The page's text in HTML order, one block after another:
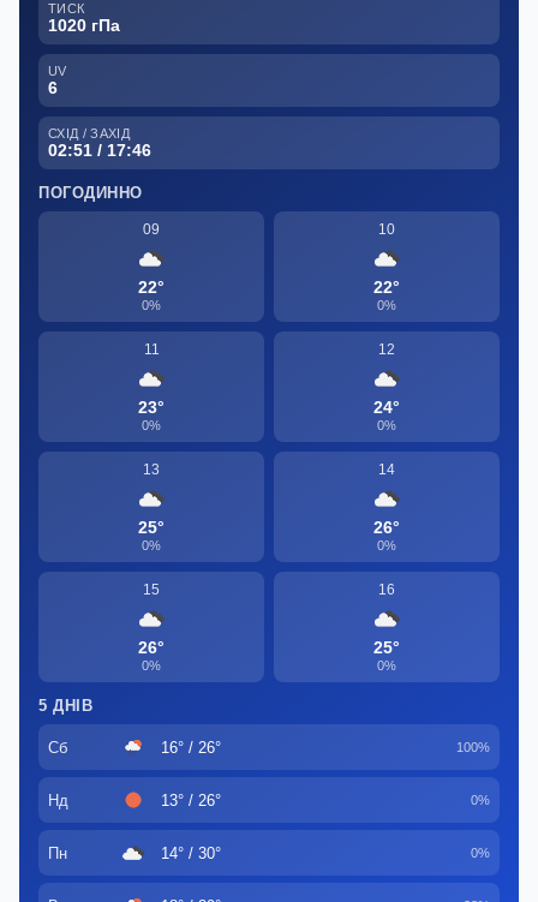
ТИСК
1020 гПа
UV
6
СХІД / ЗАХІД
02:51 / 17:46
ПОГОДИННО
09
22°
0%
10
22°
0%
11
23°
0%
12
24°
0%
13
25°
0%
14
26°
0%
15
26°
0%
16
25°
0%
5 ДНІВ
Сб 16° / 26° 100%
Нд 13° / 26° 0%
Пн 14° / 30° 0%